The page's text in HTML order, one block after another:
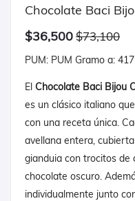
Chocolate Baci
$36,500$73,100
PUM: PUM Gramo a:
El Chocolate Baci Bijou
es un clásico italiano
con una receta única.
avellana entera,
gianduia con trocitos de
chocolate oscuro.
individualmente junto